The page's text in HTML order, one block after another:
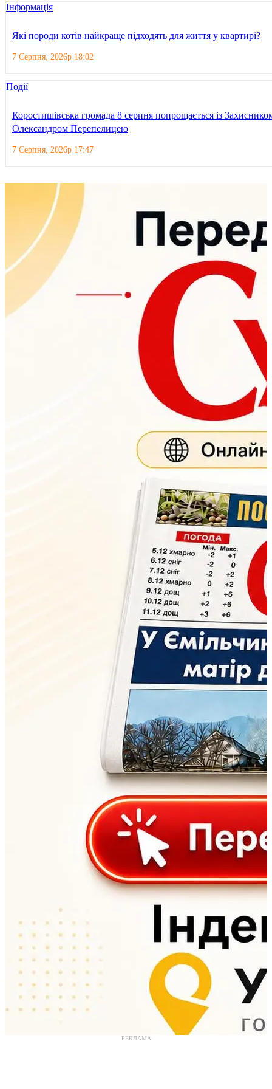
Інформація
Які породи котів найкраще підходять для життя у квартирі?
7 Серпня, 2026р 18:02
Події
Коростишівська громада 8 серпня попрощається із
Олександром Перепелицею
7 Серпня, 2026р 17:47
РЕКЛАМА